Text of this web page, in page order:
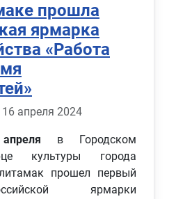
прошла
ярмарка
«Работа
апреля 2024
в Городском
культуры города
прошел первый
ярмарки